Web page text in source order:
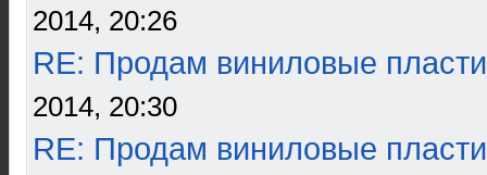
2014, 20:26
RE: Продам виниловые
2014, 20:30
RE: Продам виниловые